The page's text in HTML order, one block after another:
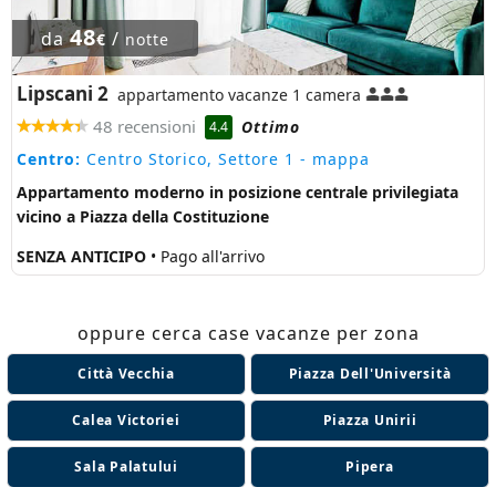
da48€ / notte
Lipscani 2 appartamento vacanze 1 camera
48 recensioni 4.4
Ottimo
Centro: Centro Storico, Settore 1 - mappa
Appartamento moderno in posizione centrale privilegiata
vicino a Piazza della Costituzione
SENZA ANTICIPO • Pago all'arrivo
oppure cerca case vacanze per zona
Città Vecchia Piazza Dell'Università
Calea Victoriei Piazza Unirii
Sala Palatului Pipera